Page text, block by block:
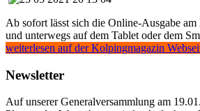
Ab sofort lässt sich die Online-Ausgabe
und unterwegs auf dem Tablet oder dem
weiterlesen auf der Kolpingmagazin
Newsletter
Auf unserer Generalversammlung am